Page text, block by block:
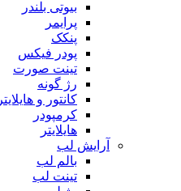
بیوتی بلندر
پرایمر
پنکک
پودر فیکس
تینت صورت
رژ گونه
کانتور و هایلایتر
کرمپودر
هایلایتر
آرایش لب
بالم لب
تینت لب